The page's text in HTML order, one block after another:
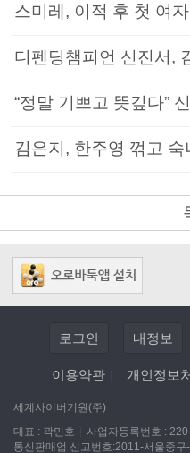
스미레, 이적 후 첫 여
디펜딩챔피언 신진서,
“정말 기쁘고 뜻깊다”
김은지, 한주영 꺾고
로그인 내정보
이용약관 개인정보
세계사이버기원(주)
대표 : 곽민호
사업자등록번호 :
통신판매업 신고번호:2011-서울중구